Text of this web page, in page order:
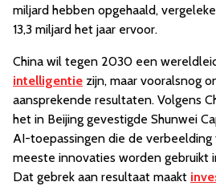
miljard hebben opgehaald,
13,3 miljard het jaar ervoor.
China wil tegen 2030 een
intelligentie zijn, maar vooralsnog
aansprekende resultaten. Volgens
het in Beijing gevestigde Shunwei
AI-toepassingen die de verbeelding
meeste innovaties worden gebruikt
Dat gebrek aan resultaat maakt